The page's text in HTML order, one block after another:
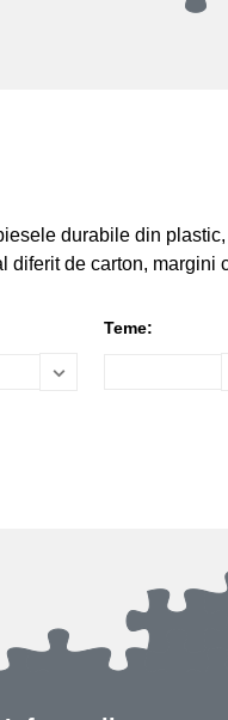
durabile din
de carton, margini
Teme: